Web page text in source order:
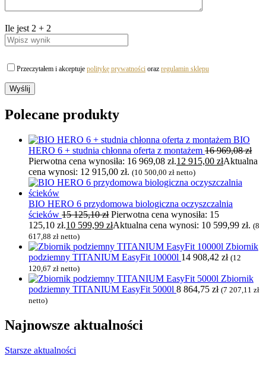
Ile jest 2 + 2
Przeczytałem i akceptuje politykę prywatności oraz regulamin sklepu
Polecane produkty
BIO
HERO 6 + studnia chłonna oferta z montażem 16 969,08zł
Pierwotna cena wynosiła: 16 969,08 zł.12 915,00 złAktualna
cena wynosi: 12 915,00 zł. (10 500,00 zł netto)
BIO HERO 6 przydomowa biologiczna oczyszczalnia
ścieków 15 125,10zł Pierwotna cena wynosiła: 15
125,10 zł.10 599,99 złAktualna cena wynosi: 10 599,99 zł. (8
617,88 zł netto)
Zbiornik
podziemny TITANIUM EasyFit 10000l 14 908,42 zł (12
120,67 zł netto)
Zbiornik
podziemny TITANIUM EasyFit 5000l 8 864,75 zł (7 207,11 zł
netto)
Najnowsze aktualności
Starsze aktualności